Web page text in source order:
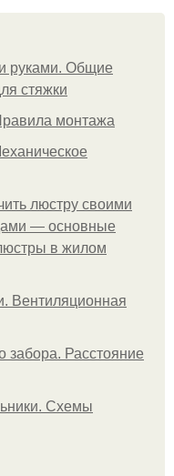
руками. Общие
стяжки
монтажа
люстру своими
— основные
в жилом
Вентиляционная
забора. Расстояние
Схемы